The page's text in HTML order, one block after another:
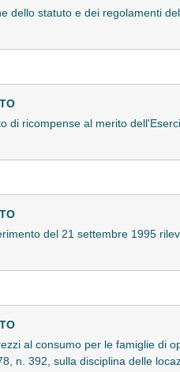
dello statuto e dei regolamenti
di ricompense al merito
del 21 settembre 1995
al consumo per le famiglie di
n. 392, sulla disciplina delle